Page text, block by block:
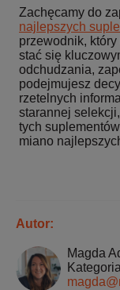
Zachęcamy do
najlepszych
przewodnik, który
stać się
odchudzania,
podejmujesz
rzetelnych
starannej
tych
miano
Autor:
Magda